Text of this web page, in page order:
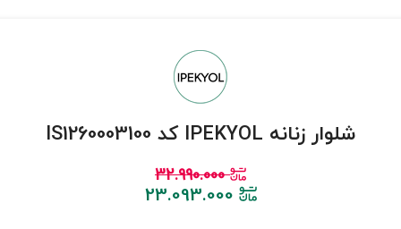
شلوار زنانه IPEKYOL کد IS1260003100
32.990.000
23.093.000